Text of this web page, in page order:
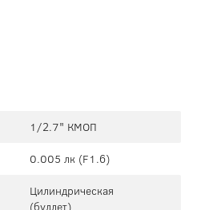
1/2.7" КМОП
0.005 лк (F1.6)
Цилиндрическая
(буллет)